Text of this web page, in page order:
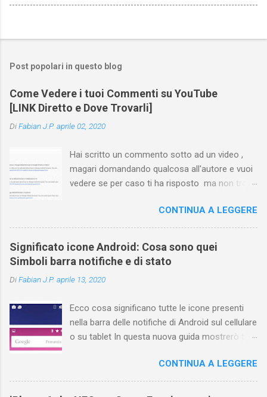
Post popolari in questo blog
Come Vedere i tuoi Commenti su YouTube
[LINK Diretto e Dove Trovarli]
DiFabian J.P. aprile 02, 2020
Hai scritto un commento sotto ad un video ,
magari domandando qualcosa all'autore e vuoi
vedere se per caso ti ha risposto ma non trovi
nessuna voce del tipo " cronologia commenti
YouTube " o cose simili? Vuoi sapere come
farlo sia se accedi dal tuo computer (PC/Mac)
oppure tramite smartphone (Android o iPhone)
trovare i propri commenti di YouTube , ossia
Ovviamente la risposta é positiva ma mi ci è
voluto un bel po' di tempo prima di trovare
questa funzione di YouTube perché è anche
chiamare questo "posto". Vediamo quindi
subito come visualizzare i vostri commenti di
CONTINUA A LEGGERE
Significato icone Android: Cosa sono quei
Simboli barra notifiche e di stato
DiFabian J.P. aprile 13, 2020
Ecco cosa significano tutte le icone presenti
nella barra delle notifiche di Android sul cellulare
o su tablet In questa nuova guida mostrerò tutti
mostrati sul display nella parte superiore e
cosa ognuno di essi significa . La barra di stato
nella parte superiore della schermata contiene
CONTINUA A LEGGERE